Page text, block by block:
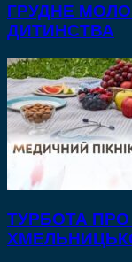
ГРУДНЕ
ДИТИНСТВА
ТУРБОТА ПРО